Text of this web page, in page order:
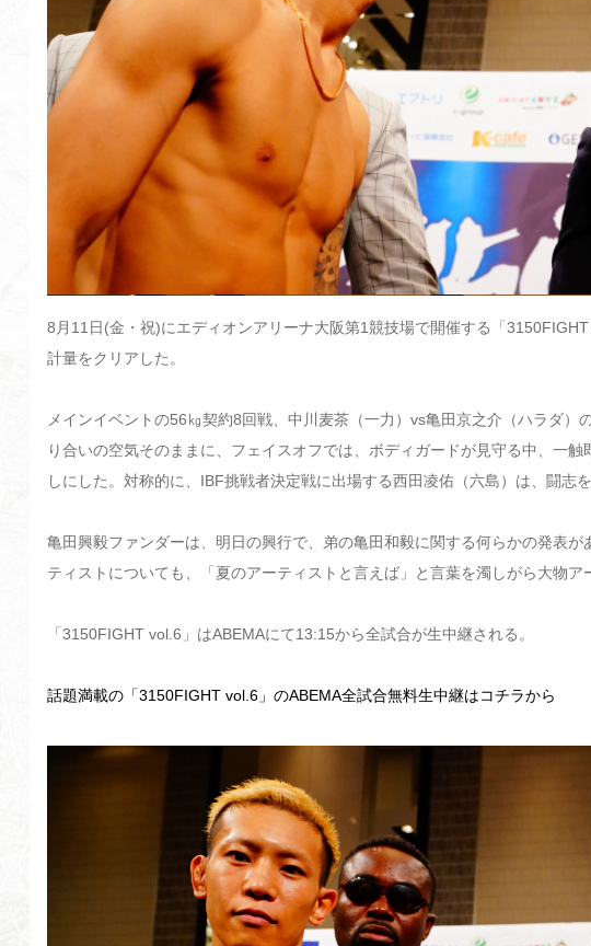
8月11日(金・祝)にエディオンアリーナ大阪第1競技場で開催する「
計量をクリアした。
メインイベントの56㎏契約8回戦、中川麦茶（一力）vs亀田京之介（ハラダ
り合いの空気そのままに、フェイスオフでは、ボディガードが見守る中、一
しにした。対称的に、IBF挑戦者決定戦に出場する西田凌佑（六島）は、闘志
亀田興毅ファンダーは、明日の興行で、弟の亀田和毅に関する何らかの発表
ティストについても、「夏のアーティストと言えば」と言葉を濁しがら大物ア
「3150FIGHT vol.6」はABEMAにて13:15から全試合が生中継される。
話題満載の「3150FIGHT vol.6」のABEMA全試合無料生中継はコチラから